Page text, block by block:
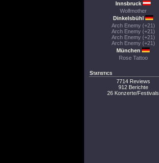
Innsbruck
Wolfmother
Dinkelsbühl
Arch Enemy (+21)
Arch Enemy (+21)
Arch Enemy (+21)
Arch Enemy (+21)
München
Rose Tattoo
Statistics
7714 Reviews
912 Berichte
26 Konzerte/Festivals